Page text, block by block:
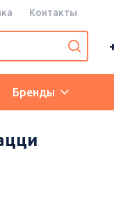
Контакты
Бренды